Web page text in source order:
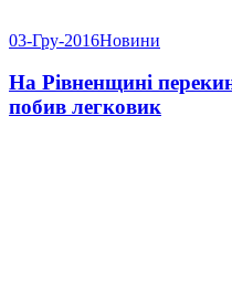
03-Гру-2016Новини
На Рівненщині
побив легковик